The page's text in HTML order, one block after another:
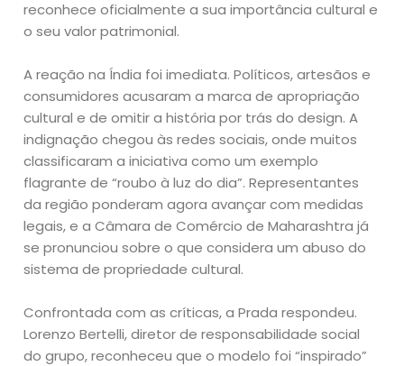
reconhece oficialmente a sua importância cultural e
o seu valor patrimonial.
A reação na Índia foi imediata. Políticos, artesãos e
consumidores acusaram a marca de apropriação
cultural e de omitir a história por trás do design. A
indignação chegou às redes sociais, onde muitos
classificaram a iniciativa como um exemplo
flagrante de “roubo à luz do dia”. Representantes
da região ponderam agora avançar com medidas
legais, e a Câmara de Comércio de Maharashtra já
se pronunciou sobre o que considera um abuso do
sistema de propriedade cultural.
Confrontada com as críticas, a Prada respondeu.
Lorenzo Bertelli, diretor de responsabilidade social
do grupo, reconheceu que o modelo foi “inspirado”